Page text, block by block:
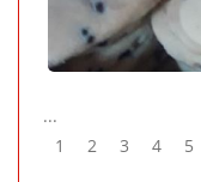
...
1
2 3 4 5